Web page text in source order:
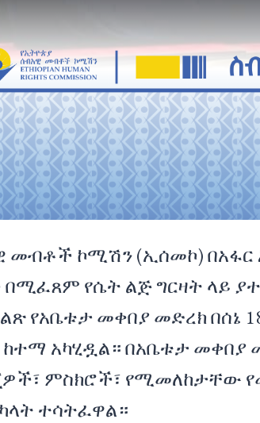
መብቶች ኮሚሽን (ኢሰመኮ) በአፋር
የሴት ልጅ ግርዛት ላይ
የአቤቱታ መቀበያ መድረክ በሰኔ 18
ከተማ አካሂዷል። በአቤቱታ
ምስክሮች፣ የሚመለከታቸው
ተሳትፈዋል።